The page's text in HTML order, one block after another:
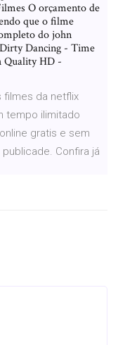
O orçamento de
que o filme
do john
Dancing - Time
Quality HD -
filmes da netflix
tempo ilimitado
gratis e sem
Confira já